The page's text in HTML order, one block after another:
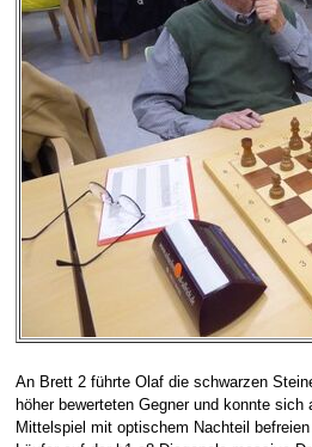
An Brett 2 führte Olaf die schwarzen
höher bewerteten Gegner und konnte
Mittelspiel mit optischem Nachteil